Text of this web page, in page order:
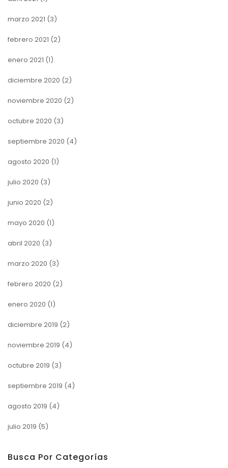
marzo 2021 (3)
febrero 2021 (2)
enero 2021 (1)
diciembre 2020 (2)
noviembre 2020 (2)
octubre 2020 (3)
septiembre 2020 (4)
agosto 2020 (1)
julio 2020 (3)
junio 2020 (2)
mayo 2020 (1)
abril 2020 (3)
marzo 2020 (3)
febrero 2020 (2)
enero 2020 (1)
diciembre 2019 (2)
noviembre 2019 (4)
octubre 2019 (3)
septiembre 2019 (4)
agosto 2019 (4)
julio 2019 (5)
Busca Por Categorías